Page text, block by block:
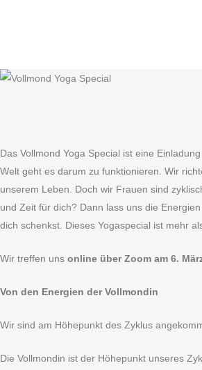
Das Vollmond Yoga Special ist eine
Welt geht es darum zu funktionieren. Wir
unserem Leben. Doch wir Frauen sind
und Zeit für dich? Dann lass uns die
dich schenkst. Dieses Yogaspecial ist mehr
Wir treffen uns online über Zoom am 6.
Von den Energien der Vollmondin
Wir sind am Höhepunkt des Zyklus
Die Vollmondin ist der Höhepunkt unseres